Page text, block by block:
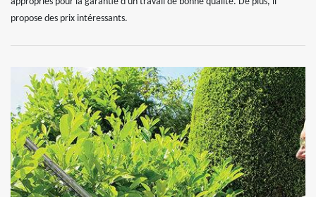
propose des prix intéressants.